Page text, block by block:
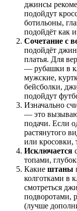
джинсы
подойдут
ботильоны,
подойдёт как
Сочетание с
подойдёт
платья. Для
— рубашки в
мужские,
бейсболки,
подойдут
Изначально
— это
подачи. Если
растянутого
или кросовки,
Исключается
топами,
Какие штаны
колготками в
смотреться
подворотами,
(лучше